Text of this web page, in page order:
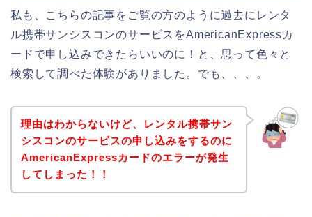
私も、こちらの記事をご覧の方のように過去にレンタ
ル携帯サンシスコンのサービスをAmericanExpressカ
ードで申し込みできたらいいのに！と、思って色々と
検索して調べた体験がありました。でも、、、。
理由はわからないけど、レンタル携帯サン
シスコンのサービスの申し込みをするのに
AmericanExpressカードのエラーが発生
してしまった！！